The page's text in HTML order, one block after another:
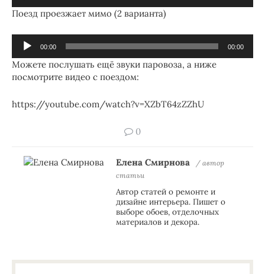
Поезд проезжает мимо (2 варианта)
Аудиоплеер
00:00 00:00
Можете послушать ещё звуки паровоза, а ниже
посмотрите видео с поездом:
https://youtube.com/watch?v=XZbT64zZZhU
0
Елена Смирнова
/ автор
статьи
Автор статей о ремонте и
дизайне интерьера. Пишет о
выборе обоев, отделочных
материалов и декора.